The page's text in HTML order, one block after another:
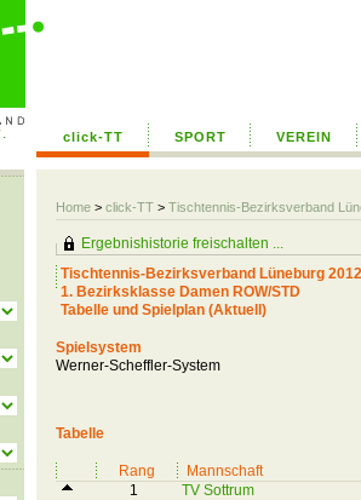
click-TT SPORT VEREIN
Home > click-TT > Tischtennis-Bezirksverband
Ergebnishistorie freischalten ...
Tischtennis-Bezirksverband Lüneburg
1. Bezirksklasse Damen ROW/STD
Tabelle und Spielplan (Aktuell)
Spielsystem
Werner-Scheffler-System
Tabelle
Rang
Mannschaft
1
TV Sottrum